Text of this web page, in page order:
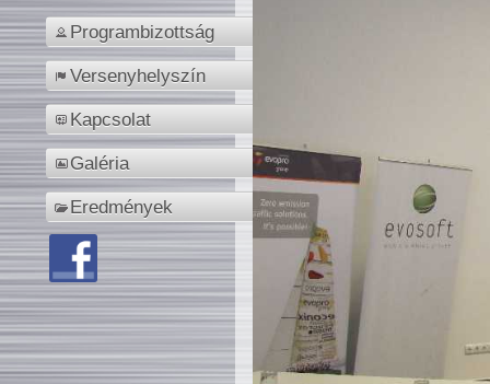
Programbizottság
Versenyhelyszín
Kapcsolat
Galéria
Eredmények